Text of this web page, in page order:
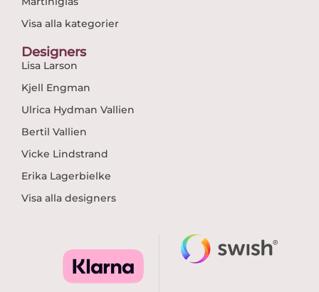
Visa alla kategorier
Designers
Lisa Larson
Kjell Engman
Ulrica Hydman Vallien
Bertil Vallien
Vicke Lindstrand
Erika Lagerbielke
Visa alla designers